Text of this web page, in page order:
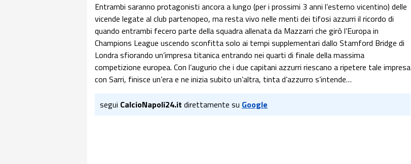
Entrambi saranno protagonisti ancora a lungo (per i prossimi 3 anni l’esterno vicentino) delle
vicende legate al club partenopeo, ma resta vivo nelle menti dei tifosi azzurri il ricordo di
quando entrambi fecero parte della squadra allenata da Mazzarri che girò l’Europa in
Champions League uscendo sconfitta solo ai tempi supplementari dallo Stamford Bridge di
Londra sfiorando un’impresa titanica entrando nei quarti di finale della massima
competizione europea. Con l’augurio che i due capitani azzurri riescano a ripetere tale impresa
con Sarri, finisce un’era e ne inizia subito un’altra, tinta d’azzurro s’intende…
segui CalcioNapoli24.it direttamente su Google